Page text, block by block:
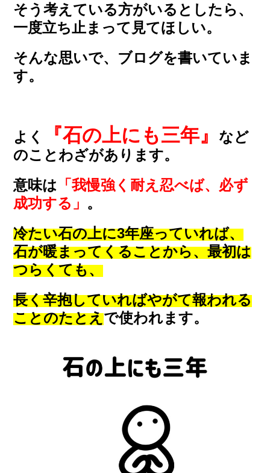
そう考えている方がいるとしたら、
一度立ち止まって見てほしい。
そんな思いで、ブログを書いていま
す。
よく 『石の上にも三年』
など
のことわざがあります。
意味は 「我慢強く耐え忍べば、必ず
成功する」 。
冷たい石の上に3年座っていれば、
石が暖まってくることから、最初は
つらくても、
長く辛抱していればやがて報われる
ことのたとえで使われます。